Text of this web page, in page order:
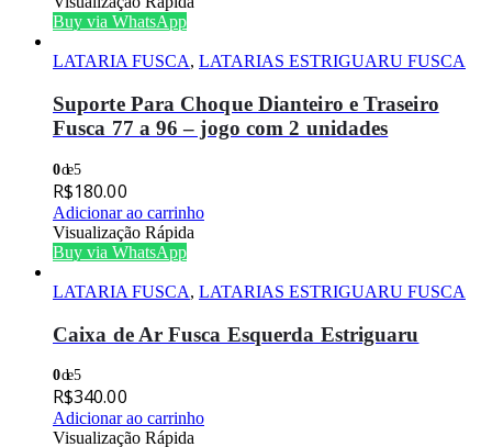
Buy via WhatsApp
LATARIA FUSCA, LATARIAS ESTRIGUARU FUSCA
Suporte Para Choque Dianteiro e Traseiro
Fusca 77 a 96 – jogo com 2 unidades
0de 5
R$180.00
Adicionar ao carrinho
Visualização Rápida
Buy via WhatsApp
LATARIA FUSCA, LATARIAS ESTRIGUARU FUSCA
Caixa de Ar Fusca Esquerda Estriguaru
0de 5
R$340.00
Adicionar ao carrinho
Visualização Rápida